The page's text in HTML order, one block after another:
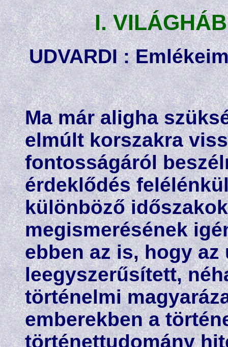
I.
UDVARDI :
Ma már aligha
elmúlt korszakra
fontosságáról
érdeklődés
különböző
megismerésének
ebben az is, hogy
leegyszerűsített,
történelmi
emberekben a
történettudomány